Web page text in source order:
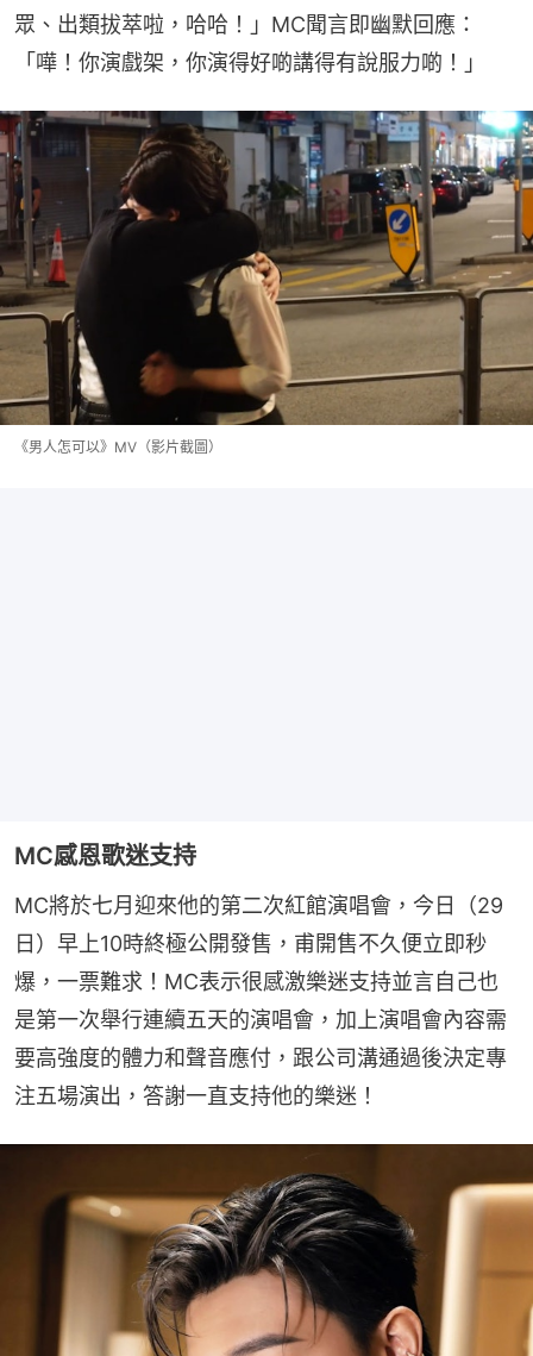
眾、出類拔萃啦，哈哈！」MC聞言即幽默回應：
「嘩！你演戲架，你演得好啲講得有說服力啲！」
《男人怎可以》MV（影片截圖）
MC感恩歌迷支持
MC將於七月迎來他的第二次紅館演唱會，今日（29
日）早上10時終極公開發售，甫開售不久便立即秒
爆，一票難求！MC表示很感激樂迷支持並言自己也
是第一次舉行連續五天的演唱會，加上演唱會內容需
要高強度的體力和聲音應付，跟公司溝通過後決定專
注五場演出，答謝一直支持他的樂迷！